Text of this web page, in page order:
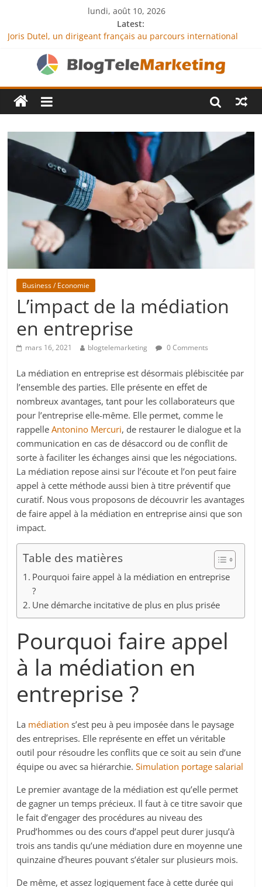
lundi, août 10, 2026
Latest:
Joris Dutel, un dirigeant français au parcours international
Agria Assurance Animaux : comment l’entreprise se
démarque-t-elle de la concurrence ?
JCA Academy : l’excellence au service de l’indépendance
financière
Denis Bouclon : la diplomatie éducative comme moteur de
Next Terra International : des solutions logistiques au service
du commerce international
Business / Economie
L’impact de la médiation
en entreprise
mars 16, 2021 blogtelemarketing 0 Comments
La médiation en entreprise est désormais plébiscitée par
l’ensemble des parties. Elle présente en effet de
nombreux avantages, tant pour les collaborateurs que
pour l’entreprise elle-même. Elle permet, comme le
rappelleAntonino Mercuri, de restaurer le dialogue et la
communication en cas de désaccord ou de conflit de
sorte à faciliter les échanges ainsi que les négociations.
La médiation repose ainsi sur l’écoute et l’on peut faire
appel à cette méthode aussi bien à titre préventif que
curatif. Nous vous proposons de découvrir les avantages
de faire appel à la médiation en entreprise ainsi que son
impact.
Table des matières
Pourquoi faire appel à la médiation en entreprise
?
Une démarche incitative de plus en plus prisée
Pourquoi faire appel
à la médiation en
entreprise ?
La médiation s’est peu à peu imposée dans le paysage
des entreprises. Elle représente en effet un véritable
outil pour résoudre les conflits que ce soit au sein d’une
équipe ou avec sa hiérarchie.Simulation portage salarial
Le premier avantage de la médiation est qu’elle permet
de gagner un temps précieux. Il faut à ce titre savoir que
le fait d’engager des procédures au niveau des
Prud’hommes ou des cours d’appel peut durer jusqu’à
trois ans tandis qu’une médiation dure en moyenne une
quinzaine d’heures pouvant s’étaler sur plusieurs mois.
De même, et assez logiquement face à cette durée qui